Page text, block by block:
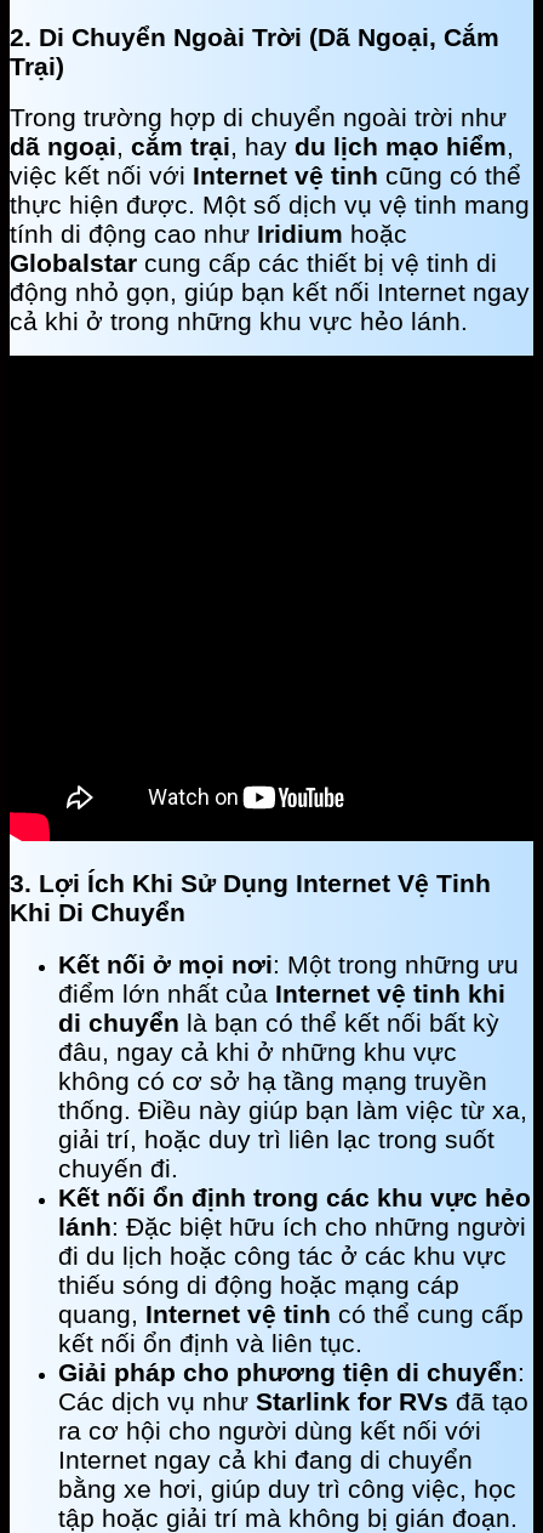
2. Di Chuyển Ngoài Trời (Dã Ngoại, Cắm
Trại)
Trong trường hợp di chuyển ngoài trời như
dã ngoại, cắm trại, hay du lịch mạo hiểm,
việc kết nối với Internet vệ tinh cũng có thể
thực hiện được. Một số dịch vụ vệ tinh mang
tính di động cao như Iridium hoặc
Globalstar cung cấp các thiết bị vệ tinh di
động nhỏ gọn, giúp bạn kết nối Internet ngay
cả khi ở trong những khu vực hẻo lánh.
3. Lợi Ích Khi Sử Dụng Internet Vệ Tinh
Khi Di Chuyển
Kết nối ở mọi nơi: Một trong những ưu
điểm lớn nhất của Internet vệ tinh khi
di chuyển là bạn có thể kết nối bất kỳ
đâu, ngay cả khi ở những khu vực
không có cơ sở hạ tầng mạng truyền
thống. Điều này giúp bạn làm việc từ xa,
giải trí, hoặc duy trì liên lạc trong suốt
chuyến đi.
Kết nối ổn định trong các khu vực hẻo
lánh: Đặc biệt hữu ích cho những người
đi du lịch hoặc công tác ở các khu vực
thiếu sóng di động hoặc mạng cáp
quang, Internet vệ tinh có thể cung cấp
kết nối ổn định và liên tục.
Giải pháp cho phương tiện di chuyển:
Các dịch vụ như Starlink for RVs đã tạo
ra cơ hội cho người dùng kết nối với
Internet ngay cả khi đang di chuyển
bằng xe hơi, giúp duy trì công việc, học
tập hoặc giải trí mà không bị gián đoạn.